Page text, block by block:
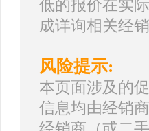
低的报价在实
成详询相关经
风险提示:
本页面涉及的
信息均由经销